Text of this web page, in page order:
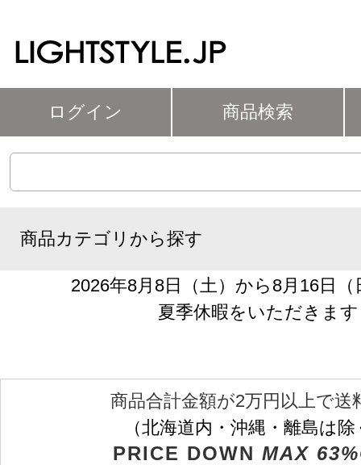
ログイン 商品検索
商品カテゴリから探す
2026年8月8日（土）から8月16日
夏季休暇をいただきます
商品合計金額が2万円以上で送
（北海道内・沖縄・離島は
PRICE DOWN MAX